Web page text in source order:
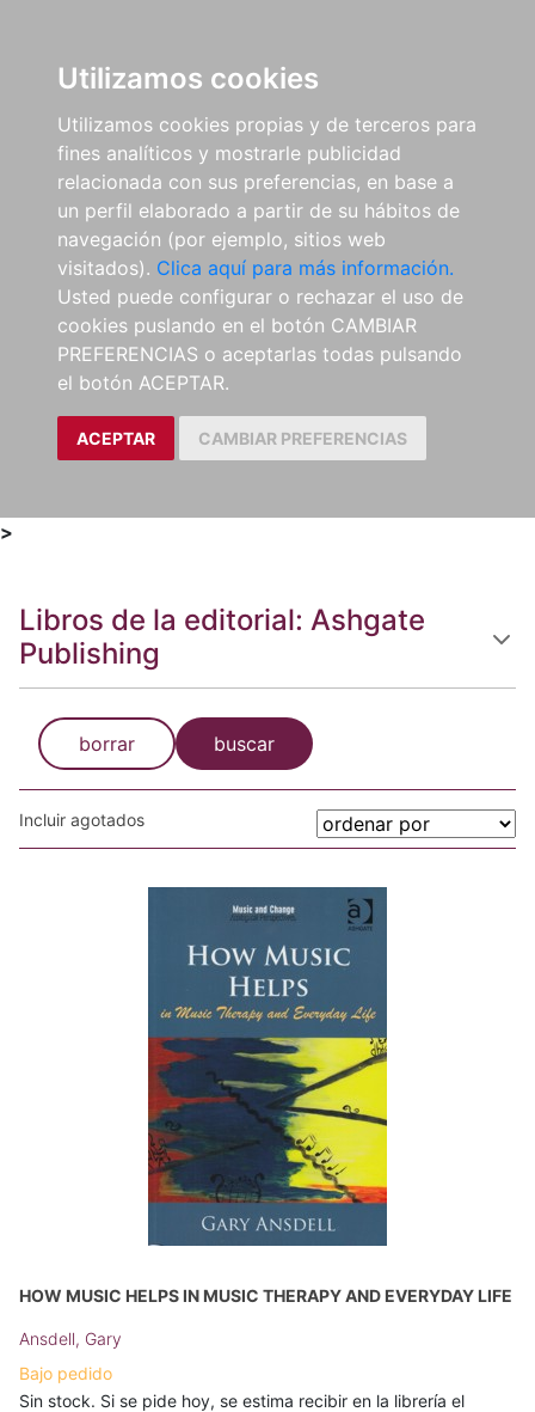
Utilizamos cookies
Utilizamos cookies propias y de terceros para
fines analíticos y mostrarle publicidad
relacionada con sus preferencias, en base a
un perfil elaborado a partir de su hábitos de
navegación (por ejemplo, sitios web
visitados). Clica aquí para más información.
Usted puede configurar o rechazar el uso de
cookies puslando en el botón CAMBIAR
PREFERENCIAS o aceptarlas todas pulsando
el botón ACEPTAR.
ACEPTAR CAMBIAR PREFERENCIAS
>
Libros de la editorial: Ashgate
Publishing
borrar buscar
Incluir agotados
HOW MUSIC HELPS IN MUSIC THERAPY AND EVERYDAY LIFE
Ansdell, Gary
Bajo pedido
Sin stock. Si se pide hoy, se estima recibir en la librería el